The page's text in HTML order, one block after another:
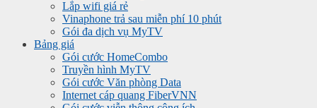
Lắp wifi giá rẻ
Vinaphone trả sau miễn phí 10 phút
Gói đa dịch vụ MyTV
Bảng giá
Gói cước HomeCombo
Truyền hình MyTV
Gói cước Văn phòng Data
Internet cáp quang FiberVNN